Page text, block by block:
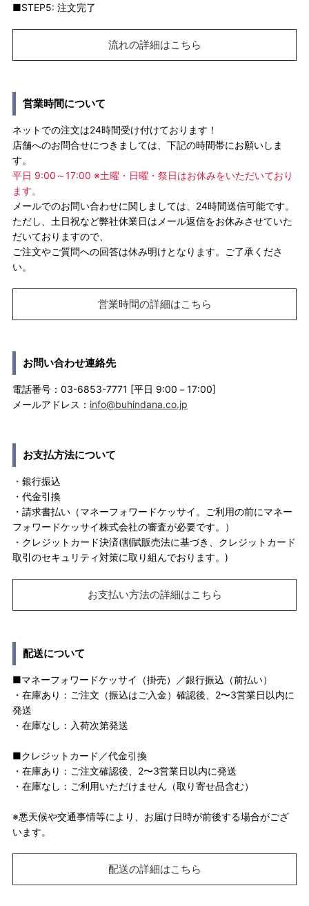
■STEP5: 注文完了
流れの詳細はこちら
営業時間について
ネットでの注文は24時間受け付けております！
店舗へのお問合せにつきましては、下記の時間帯にお願いしま
す。
平日 9:00～17:00 ※土曜・日曜・祭日はお休みをいただいており
ます。
メールでのお問い合わせに関しましては、24時間送信可能です。
ただし、土日祝など弊社休業日はメール返信をお休みさせていた
だいておりますので、
ご注文やご質問への回答は休み明けとなります。ご了承くださ
い。
営業時間の詳細はこちら
お問い合わせ連絡先
電話番号：03-6853-7771 [平日 9:00－17:00]
メールアドレス： info@buhindana.co.jp
お支払方法について
・銀行振込
・代金引換
・請求書払い（マネーフォワードケッサイ。ご利用の前にマネー
フォワードケッサイ株式会社の審査が必要です。）
・クレジットカード決済(割賦販売法に基づき、クレジットカード
取引のセキュリティ対策に取り組んでおります。)
お支払い方法の詳細はこちら
配送について
■マネーフォワードケッサイ（掛売）／銀行振込（前払い）
・在庫あり：ご注文（振込はご入金）確認後、2〜3営業日以内に
発送
・在庫なし：入荷次第発送
■クレジットカード／代金引換
・在庫あり：ご注文確認後、2〜3営業日以内に発送
・在庫なし：ご利用いただけません（取り寄せ品含む）
※悪天候や交通事情等により、お届け日時が前後する場合がござ
います。
配送の詳細はこちら